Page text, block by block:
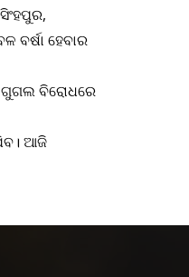
ହେବାର
ବିରୋଧରେ
ଆଜି